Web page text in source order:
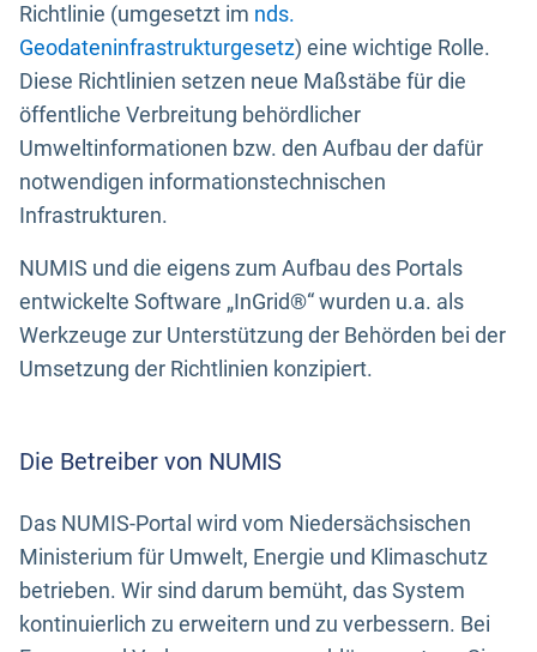
Richtlinie (umgesetzt im nds.
Geodateninfrastrukturgesetz) eine wichtige Rolle.
Diese Richtlinien setzen neue Maßstäbe für die
öffentliche Verbreitung behördlicher
Umweltinformationen bzw. den Aufbau der dafür
notwendigen informationstechnischen
Infrastrukturen.
NUMIS und die eigens zum Aufbau des Portals
entwickelte Software „InGrid®“ wurden u.a. als
Werkzeuge zur Unterstützung der Behörden bei der
Umsetzung der Richtlinien konzipiert.
Die Betreiber von NUMIS
Das NUMIS-Portal wird vom Niedersächsischen
Ministerium für Umwelt, Energie und Klimaschutz
betrieben. Wir sind darum bemüht, das System
kontinuierlich zu erweitern und zu verbessern. Bei